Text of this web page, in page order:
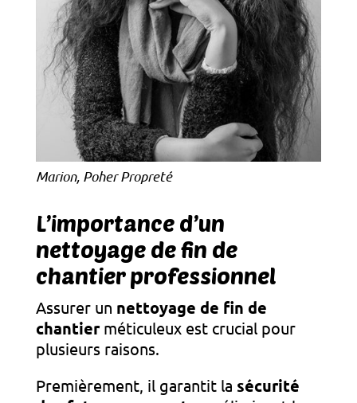
Marion, Poher Propreté
L’importance d’un
nettoyage de fin de
chantier professionnel
Assurer un nettoyage de fin de
chantierméticuleux est crucial pour
plusieurs raisons.
Premièrement, il garantit la sécurité